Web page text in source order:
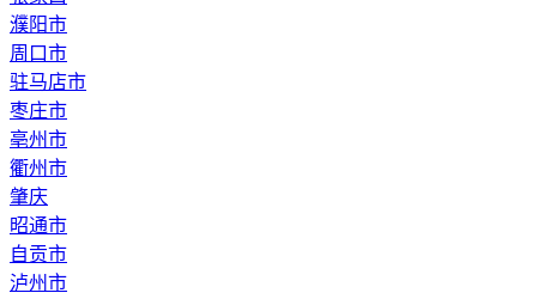
濮阳市
周口市
驻马店市
枣庄市
亳州市
衢州市
肇庆
昭通市
自贡市
泸州市